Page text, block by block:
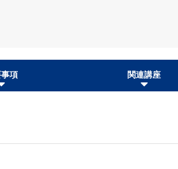
項 関連講座